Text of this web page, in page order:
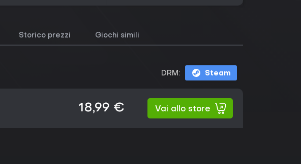
Storico prezzi Giochi simili
DRM: Steam
18,99 € Vai allo store